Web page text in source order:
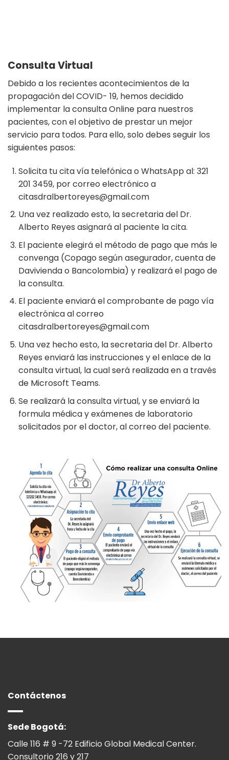
Consulta Virtual
Debido a los recientes acontecimientos de la
propagación del COVID- 19, hemos decidido
implementar la consulta Online para nuestros
pacientes, con el objetivo de prestar un mejor
servicio para todos. Para ello, solo debes seguir los
siguientes pasos:
Solicita tu cita vía telefónica o WhatsApp al: 321
201 3459, por correo electrónico a
citasdralbertoreyes@gmail.com
Una vez realizado esto, la secretaria del Dr.
Alberto Reyes asignará al paciente la cita.
El paciente elegirá el método de pago que más le
convenga (Copago según asegurador, cuenta de
Davivienda o Bancolombia) y realizará el pago de
la consulta.
El paciente enviará el comprobante de pago vía
electrónica al correo
citasdralbertoreyes@gmail.com
Una vez hecho esto, la secretaria del Dr. Alberto
Reyes enviará las instrucciones y el enlace de la
consulta virtual, la cual será realizada en a través
de Microsoft Teams.
Se realizará la consulta virtual, y se enviará la
formula médica y exámenes de laboratorio
solicitados por el doctor, al correo del paciente.
Contáctenos
Sede Bogotá:
Calle 116 # 9 -72 Edificio Global Medical Center.
Consultorio 216 y 217